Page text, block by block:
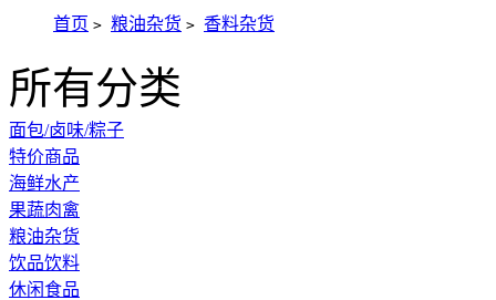
首页 > 粮油杂货 > 香料杂货
所有分类
面包/卤味/粽子
特价商品
海鲜水产
果蔬肉禽
粮油杂货
饮品饮料
休闲食品